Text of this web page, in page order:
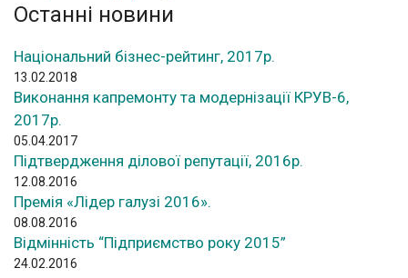
Останні новини
Національний бізнес-рейтинг, 2017р.
13.02.2018
Виконання капремонту та модернізації КРУВ-6,
2017р.
05.04.2017
Підтвердження ділової репутації, 2016р.
12.08.2016
Премія «Лідер галузі 2016».
08.08.2016
Відмінність “Підприємство року 2015”
24.02.2016